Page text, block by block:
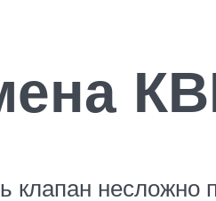
клапан несложно